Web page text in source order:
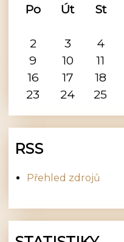
Po
Út St
2
3 4
9
10 11
16
17 18
23
24 25
RSS
Přehled zdrojů